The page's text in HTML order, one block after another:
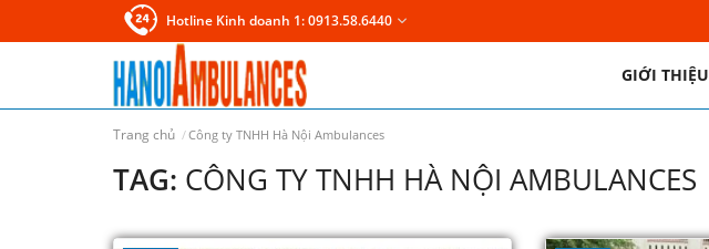
Hotline Kinh doanh 1: 0913.58.6440
GIỚI THIỆU
Trang chủ Công ty TNHH Hà Nội Ambulances
TAG: CÔNG TY TNHH HÀ NỘI AMBULANCES